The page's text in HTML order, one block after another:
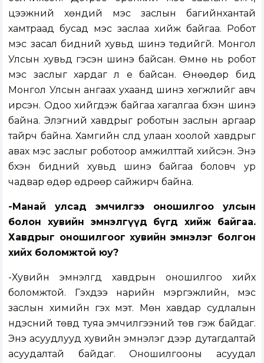
цээжний хөндий мэс заслын багийнхантай
хамтраад бусад мэс заслаа хийж байгаа. Робот
мэс засал бидний хувьд шинэ төдийгүй. Монгол
Улсын хувьд гэсэн шинэ байсан. Өмнө нь робот
мэс заслыг хардаг л үе байсан. Өнөөдөр бид
Монгол Улсын ангаах ухаанд шинэ хөгжлийг авч
ирсэн. Одоо хийгдэж байгаа хагалгаа бүхэн шинэ
байна. Элэгний хавдрыг роботын заслын аргаар
тайрч байна. Хамгийн сүүлд улаан хоолой хавдрыг
авах мэс заслыг роботоор амжилттай хийсэн. Энэ
бүхэн бидний хувьд шинэ байгаа боловч ур
чадвар өдөр өдрөөр сайжирч байна.
-Манай улсад эмчилгээ оношилгоо улсын
болон хувийн эмнэлгүүд бүгд хийж байгаа.
Хавдрыг оношилгоог хувийн эмнэлэг болгон
хийх боломжтой юу?
-Хувийн эмнэлгүүд хавдрын оношилгоо хийх
боломжтой. Гэхдээ нарийн мэргэжлийн, мэс
заслын химийн гэх мэт. Мөн хавдар судлалын
үндэсний төвд туяа эмчилгээний төв гэж байдаг.
Энэ асуудлууд хувийн эмнэлэг дээр дутагдалтай
асуудалтай байдаг. Оношилгооны асуудал